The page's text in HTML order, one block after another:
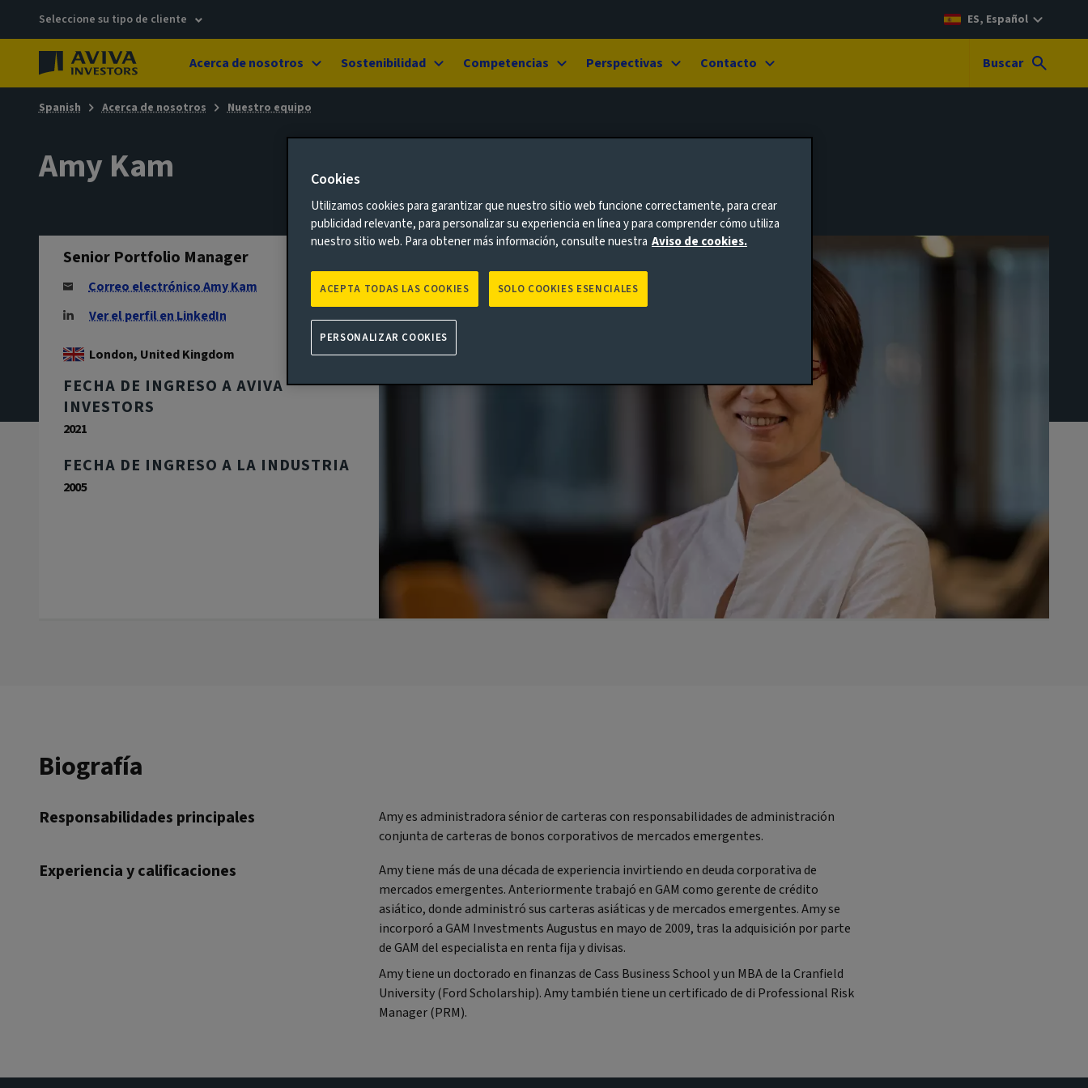
Seleccione su tipo de cliente ES, Español
Acerca de nosotros Sostenibilidad Competencias Perspectivas Contacto Buscar
Spanish Acerca de nosotros Nuestro equipo
Amy Kam
Senior Portfolio Manager
Correo electrónico Amy Kam
Ver el perfil en LinkedIn
London, United Kingdom
FECHA DE INGRESO A AVIVA
INVESTORS
2021
FECHA DE INGRESO A LA INDUSTRIA
2005
Biografía
Responsabilidades principales
Amy es administradora sénior de carteras con responsabilidades de administración
conjunta de carteras de bonos corporativos de mercados emergentes.
Experiencia y calificaciones
Amy tiene más de una década de experiencia invirtiendo en deuda corporativa de
mercados emergentes. Anteriormente trabajó en GAM como gerente de crédito
asiático, donde administró sus carteras asiáticas y de mercados emergentes. Amy se
incorporó a GAM Investments Augustus en mayo de 2009, tras la adquisición por parte
de GAM del especialista en renta fija y divisas.
Amy tiene un doctorado en finanzas de Cass Business School y un MBA de la Cranfield
University (Ford Scholarship). Amy también tiene un certificado de di Professional Risk
Manager (PRM).
Cookies
Utilizamos cookies para garantizar que nuestro sitio web funcione correctamente, para crear
publicidad relevante, para personalizar su experiencia en línea y para comprender cómo utiliza
nuestro sitio web. Para obtener más información, consulte nuestra Aviso de cookies.
SOLO COOKIES ESENCIALES
ACEPTA TODAS LAS COOKIES
PERSONALIZAR COOKIES